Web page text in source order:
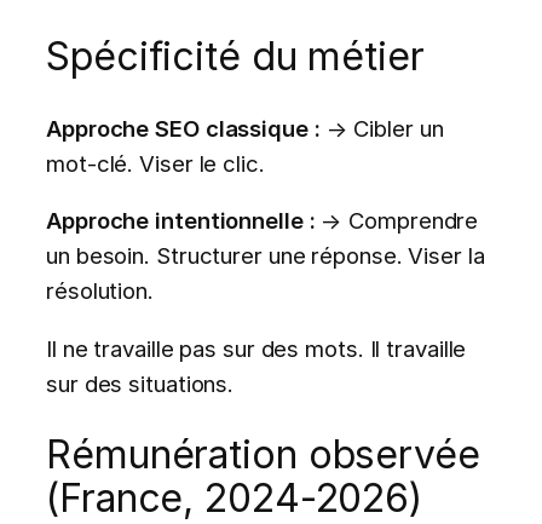
Spécificité du métier
Approche SEO classique : → Cibler un
mot-clé. Viser le clic.
Approche intentionnelle : → Comprendre
un besoin. Structurer une réponse. Viser la
résolution.
Il ne travaille pas sur des mots. Il travaille
sur des situations.
Rémunération observée
(France, 2024-2026)